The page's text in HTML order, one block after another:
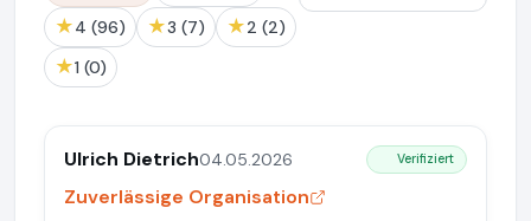
★ 4 (96) ★ 3 (7) ★ 2 (2)
★ 1 (0)
Ulrich Dietrich04.05.2026 Verifiziert
Zuverlässige Organisation